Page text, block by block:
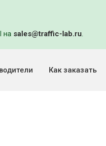
на sales@traffic-lab.ru.
Как заказать